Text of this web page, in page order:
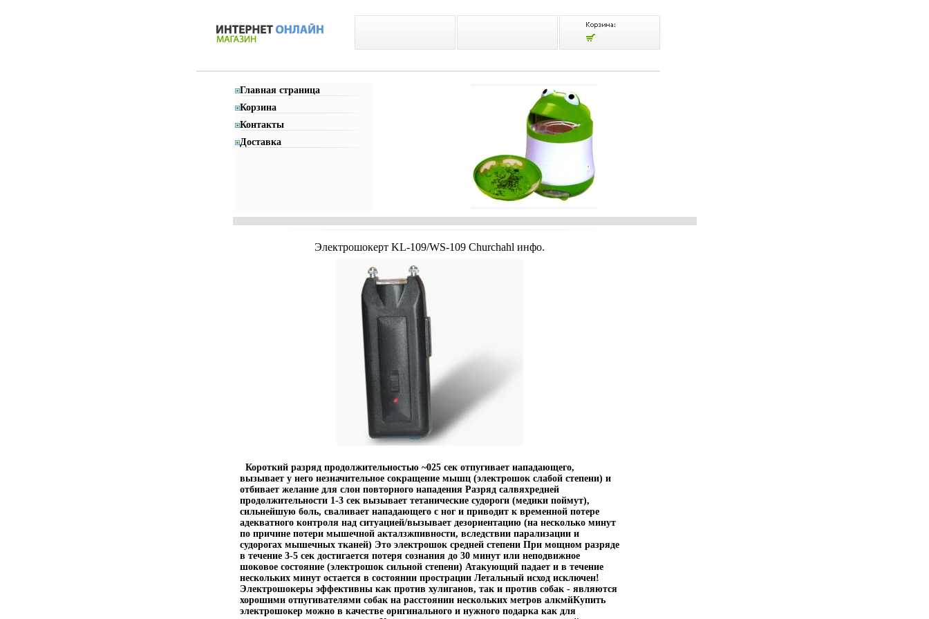
Главная страница
Корзина
Контакты
Доставка
Электрошокерт KL-109/WS-109 Churchahl инфо.
Короткий разряд продолжительностью ~025 сек отпугивает нападающего,
вызывает у него незначительное сокращение мышц (электрошок слабой степени) и
отбивает желание для слон повторного нападения Разряд салвяхредней
продолжительности 1-3 сек вызывает тетанические судороги (медики поймут),
сильнейшую боль, сваливает нападающего с ног и приводит к временной потере
адекватного контроля над ситуацией/вызывает дезориентацию (на несколько минут
по причине потери мышечной акталзжпивности, вследствии парализации и
судорогах мышечных тканей) Это электрошок средней степени При мощном разряде
в течение 3-5 сек достигается потеря сознания до 30 минут или неподвижное
шоковое состояние (электрошок сильной степени) Атакующий падает и в течение
нескольких минут остается в состоянии прострации Летальный исход исключен!
Электрошокеры эффективны как против хулиганов, так и против собак - являются
хорошими отпугивателями собак на расстоянии нескольких метров алкмйКупить
электрошокер можно в качестве оригинального и нужного подарка как для